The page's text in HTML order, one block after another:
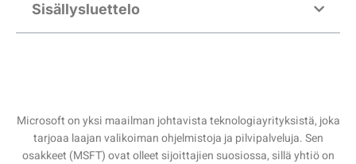
Sisällysluettelo
Microsoft on yksi maailman johtavista teknologiayrityksistä, joka
tarjoaa laajan valikoiman ohjelmistoja ja pilvipalveluja. Sen
osakkeet (MSFT) ovat olleet sijoittajien suosiossa, sillä yhtiö on